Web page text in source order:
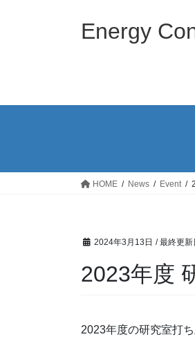
ス
ン
Energy
HOME News Event
2024年3月13日 / 最終更新
2023年度
2023年度の研究室打